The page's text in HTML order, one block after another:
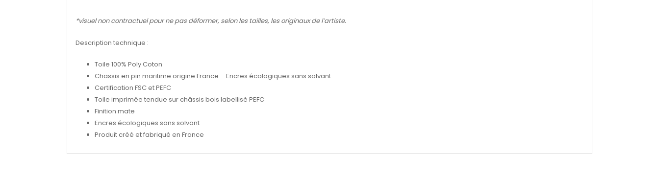
*visuel non contractuel pour ne pas déformer, selon les tailles, les originaux de l’artiste.
Description technique :
Toile 100% Poly Coton
Chassis en pin maritime origine France – Encres écologiques sans solvant
Certification FSC et PEFC
Toile imprimée tendue sur châssis bois labellisé PEFC
Finition mate
Encres écologiques sans solvant
Produit créé et fabriqué en France